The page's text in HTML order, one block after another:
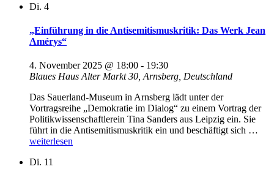
Sicherheit
neu
Di. 4
„Einführung in die Antisemitismuskritik: Das Werk Jean
Amérys“
4. November 2025 @ 18:00 - 19:30
Blaues Haus Alter Markt 30, Arnsberg, Deutschland
Das Sauerland-Museum in Arnsberg lädt unter der
Vortragsreihe „Demokratie im Dialog“ zu einem Vortrag der
Politikwissenschaftlerein Tina Sanders aus Leipzig ein. Sie
führt in die Antisemitismuskritik ein und beschäftigt sich …
weiterlesen
Di. 11